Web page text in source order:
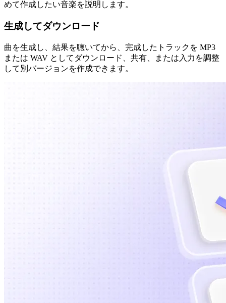
めて作成したい音楽を説明します。
生成してダウンロード
曲を生成し、結果を聴いてから、完成したトラックを MP3
または WAV としてダウンロード、共有、または入力を調整
して別バージョンを作成できます。